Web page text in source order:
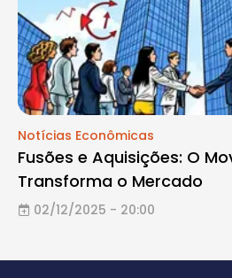
Notícias Econômicas
Fusões e Aquisições: O
Transforma o Mercado
02/12/2025 - 20:00